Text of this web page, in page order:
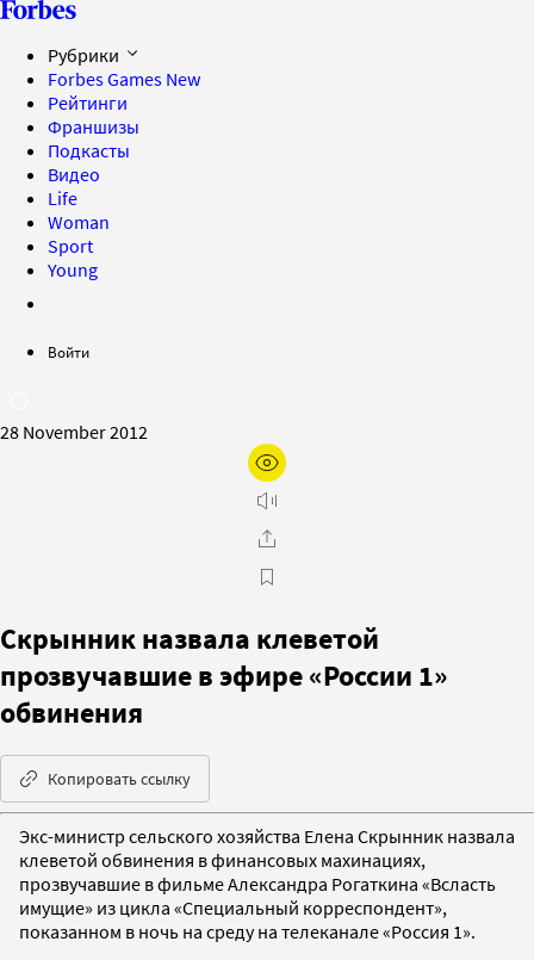
Рубрики
Forbes Games New
Рейтинги
Франшизы
Подкасты
Видео
Life
Woman
Sport
Young
Войти
28 November 2012
Скрынник назвала клеветой
прозвучавшие в эфире «России 1»
обвинения
Копировать ссылку
Экс-министр сельского хозяйства Елена Скрынник назвала
клеветой обвинения в финансовых махинациях,
прозвучавшие в фильме Александра Рогаткина «Всласть
имущие» из цикла «Специальный корреспондент»,
показанном в ночь на среду на телеканале «Россия 1».